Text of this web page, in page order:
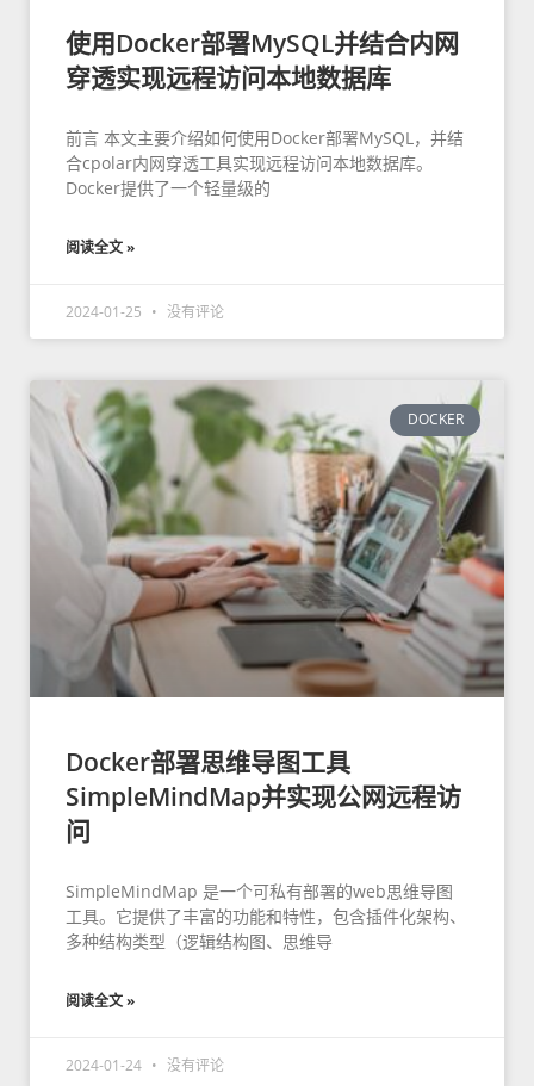
使用Docker部署MySQL并结合内网
穿透实现远程访问本地数据库
前言 本文主要介绍如何使用Docker部署MySQL，并结
合cpolar内网穿透工具实现远程访问本地数据库。
Docker提供了一个轻量级的
阅读全文 »
2024-01-25 没有评论
DOCKER
Docker部署思维导图工具
SimpleMindMap并实现公网远程访
问
SimpleMindMap 是一个可私有部署的web思维导图
工具。它提供了丰富的功能和特性，包含插件化架构、
多种结构类型（逻辑结构图、思维导
阅读全文 »
2024-01-24 没有评论